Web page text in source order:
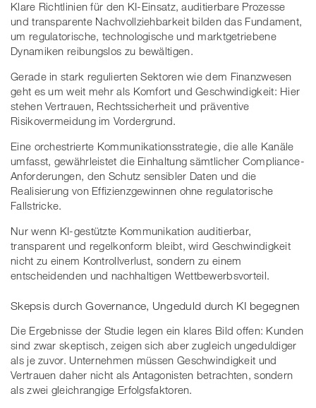
Klare Richtlinien für den KI-Einsatz, auditierbare Prozesse
und transparente Nachvollziehbarkeit bilden das Fundament,
um regulatorische, technologische und marktgetriebene
Dynamiken reibungslos zu bewältigen.
Gerade in stark regulierten Sektoren wie dem Finanzwesen
geht es um weit mehr als Komfort und Geschwindigkeit: Hier
stehen Vertrauen, Rechtssicherheit und präventive
Risikovermeidung im Vordergrund.
Eine orchestrierte Kommunikationsstrategie, die alle Kanäle
umfasst, gewährleistet die Einhaltung sämtlicher Compliance-
Anforderungen, den Schutz sensibler Daten und die
Realisierung von Effizienzgewinnen ohne regulatorische
Fallstricke.
Nur wenn KI-gestützte Kommunikation auditierbar,
transparent und regelkonform bleibt, wird Geschwindigkeit
nicht zu einem Kontrollverlust, sondern zu einem
entscheidenden und nachhaltigen Wettbewerbsvorteil.
Skepsis durch Governance, Ungeduld durch KI begegnen
Die Ergebnisse der Studie legen ein klares Bild offen: Kunden
sind zwar skeptisch, zeigen sich aber zugleich ungeduldiger
als je zuvor. Unternehmen müssen Geschwindigkeit und
Vertrauen daher nicht als Antagonisten betrachten, sondern
als zwei gleichrangige Erfolgsfaktoren.